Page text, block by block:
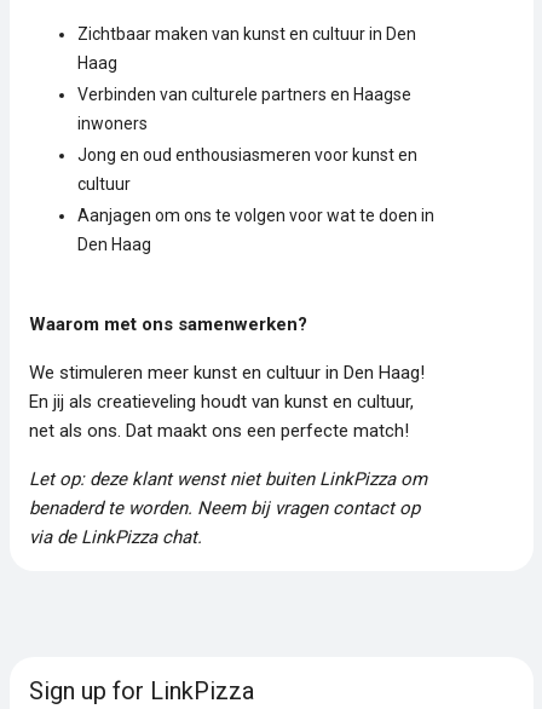
Zichtbaar maken van kunst en cultuur in Den
Haag
Verbinden van culturele partners en Haagse
inwoners
Jong en oud enthousiasmeren voor kunst en
cultuur
Aanjagen om ons te volgen voor wat te doen in
Den Haag
Waarom met ons samenwerken?
We stimuleren meer kunst en cultuur in Den Haag!
En jij als creatieveling houdt van kunst en cultuur,
net als ons. Dat maakt ons een perfecte match!
Let op: deze klant wenst niet buiten LinkPizza om
benaderd te worden. Neem bij vragen contact op
via de LinkPizza chat.
Sign up for LinkPizza